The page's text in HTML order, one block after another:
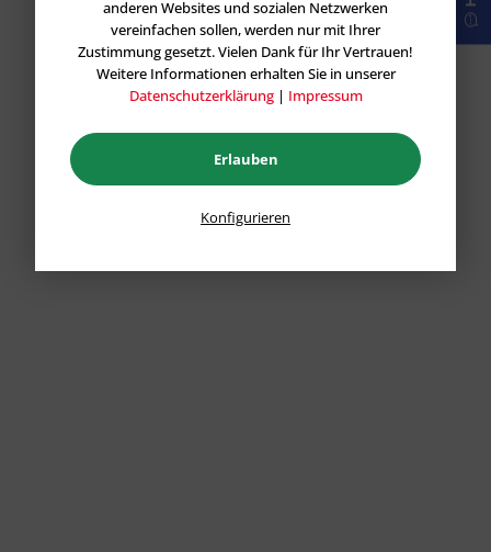
anderen Websites und sozialen Netzwerken
vereinfachen sollen, werden nur mit Ihrer
Zustimmung gesetzt. Vielen Dank für Ihr Vertrauen!
Weitere Informationen erhalten Sie in unserer
Datenschutzerklärung| Impressum
Erlauben
Konfigurieren